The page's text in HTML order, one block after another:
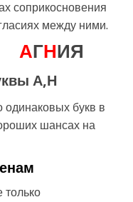
соприкосновения
между ними.
АГНИЯ
А,Н
одинаковых букв в
шансах на
только